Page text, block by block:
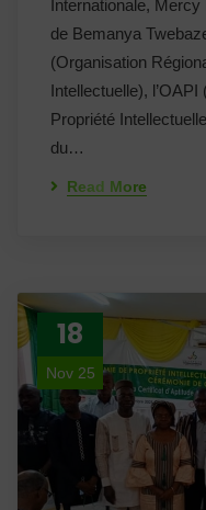
Internationale,
de Bemanya
(Organisation
Intellectuelle),
Propriété
du…
Read More
18
Nov 25